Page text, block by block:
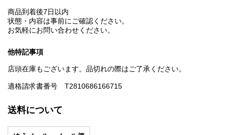
商品到着後7日以内
状態・内容は事前にご確認ください。
お気軽にお問い合わせください。
他特記事項
店頭在庫もございます。品切れの際はご了承ください。
適格請求書番号 T2810686166715
送料について